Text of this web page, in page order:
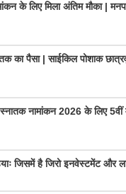
के लिए मिला अंतिम मौका |
का पैसा | साईकिल पोशाक
स्नातक नामांकन 2026 के लिए 5वीं
जिसमें है जिरो इनवेस्टमेंट और